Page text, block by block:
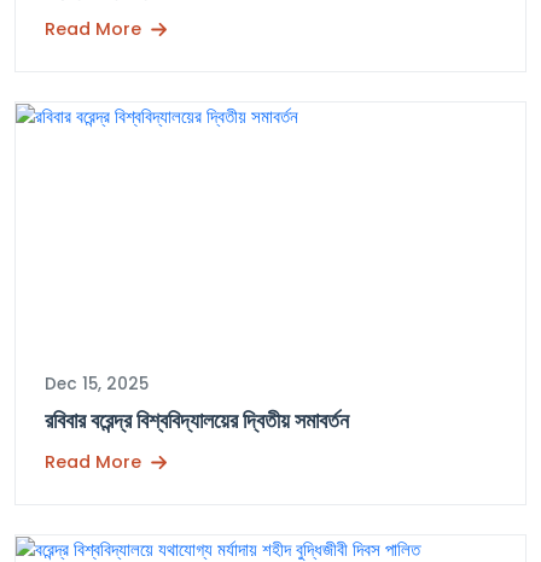
Read More
Dec 15, 2025
রবিবার বরেন্দ্র বিশ্ববিদ্যালয়ের দ্বিতীয় সমাবর্তন
Read More